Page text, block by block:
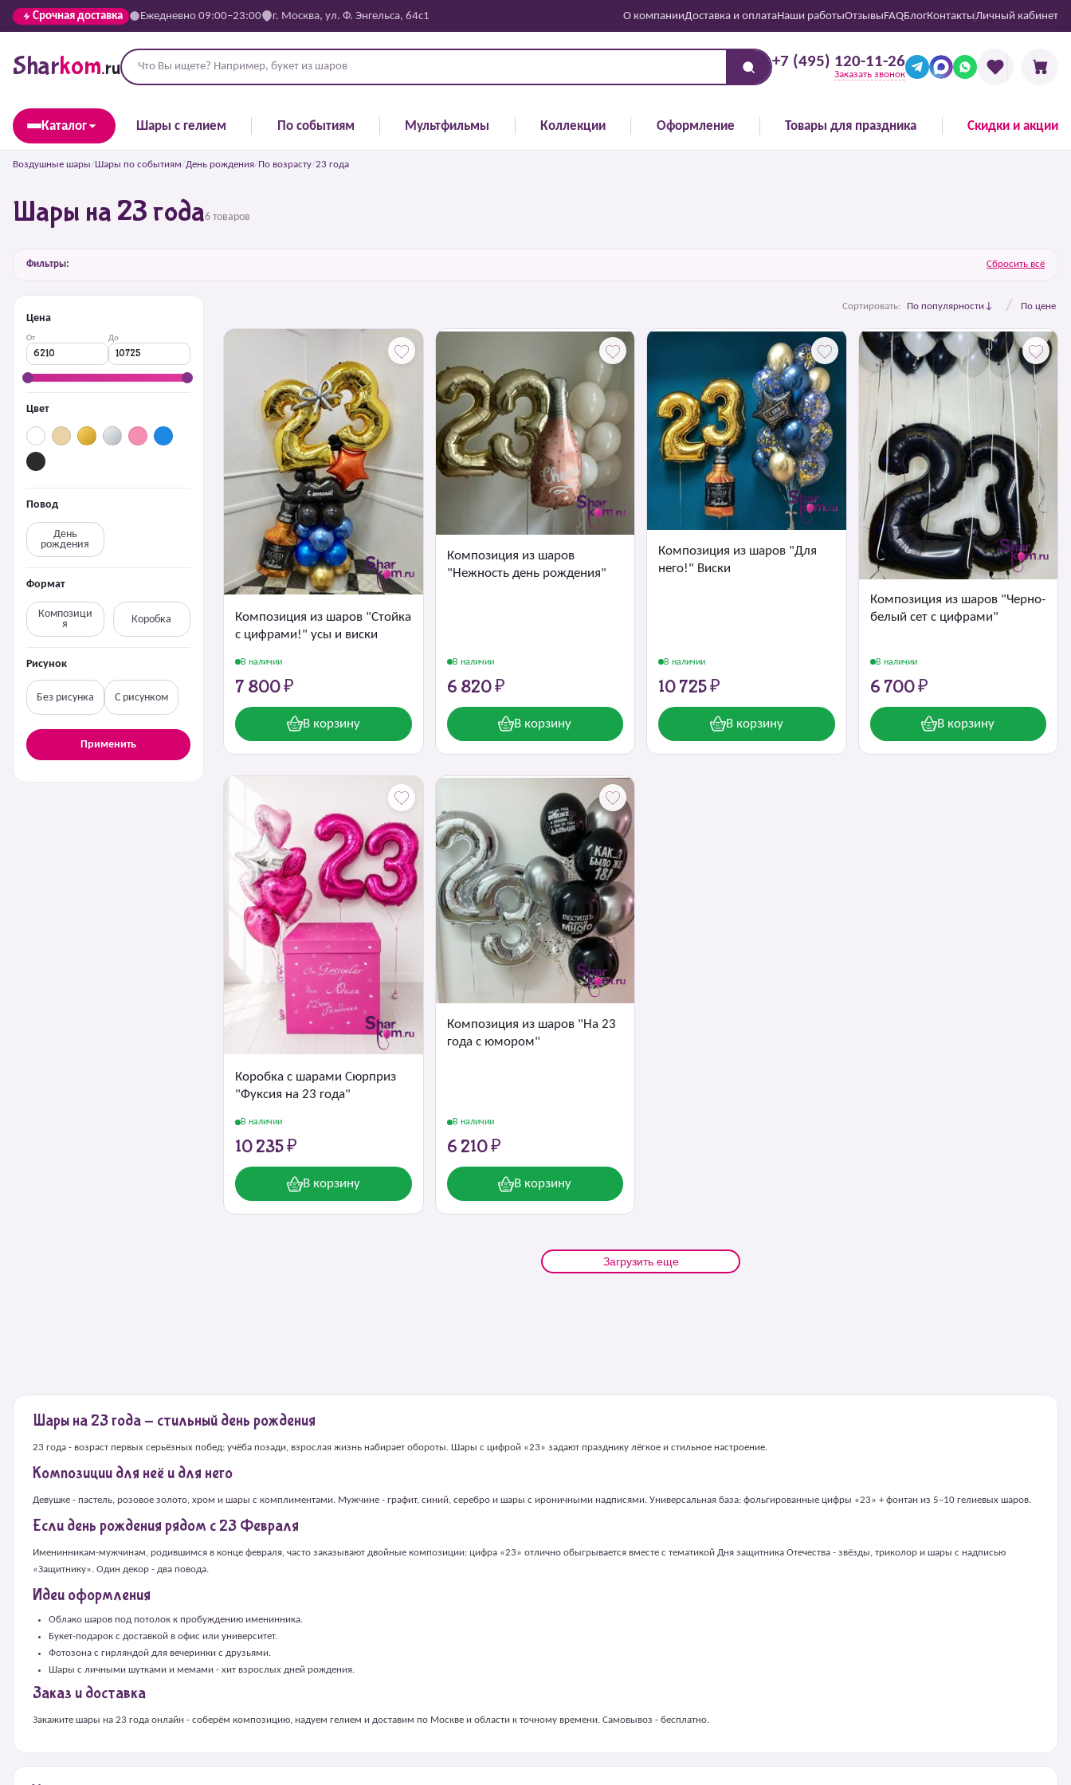
Срочная доставка Ежедневно 09:00–23:00 г. Москва, ул. Ф. Энгельса, 64с1 О компанииДоставка и оплатаНаши работыОтзывыFAQБлогКонтактыЛичный кабинет
Sharkom.ru +7 (495) 120-11-26
Заказать звонок
Каталог Шары с гелием По событиям Мультфильмы Коллекции Оформление Товары для праздника Скидки и акции
Воздушные шары/Шары по событиям/День рождения/По возрасту/23 года
Шары на 23 года6 товаров
Фильтры: Сбросить всё
Цена
От До
Цвет
Повод
День
рождения
Формат
Композици
я
Коробка
Рисунок
Без рисунка С рисунком
Применить
Сортировать: По популярности / По цене
Композиция из шаров "Стойка
с цифрами!" усы и виски
В наличии
7 800 ₽
В корзину
Композиция из шаров
"Нежность день рождения"
В наличии
6 820 ₽
В корзину
Композиция из шаров "Для
него!" Виски
В наличии
10 725 ₽
В корзину
Композиция из шаров "Черно-
белый сет с цифрами"
В наличии
6 700 ₽
В корзину
Коробка с шарами Сюрприз
"Фуксия на 23 года"
В наличии
10 235 ₽
В корзину
Композиция из шаров "На 23
года с юмором"
В наличии
6 210 ₽
В корзину
Загрузить еще
Шары на 23 года - стильный день рождения
23 года - возраст первых серьёзных побед: учёба позади, взрослая жизнь набирает обороты. Шары с цифрой «23» задают празднику лёгкое и стильное настроение.
Композиции для неё и для него
Девушке - пастель, розовое золото, хром и шары с комплиментами. Мужчине - графит, синий, серебро и шары с ироничными надписями. Универсальная база: фольгированные цифры «23» + фонтан из 5–10 гелиевых шаров.
Если день рождения рядом с 23 Февраля
Именинникам-мужчинам, родившимся в конце февраля, часто заказывают двойные композиции: цифра «23» отлично обыгрывается вместе с тематикой Дня защитника Отечества - звёзды, триколор и шары с надписью
«Защитнику». Один декор - два повода.
Идеи оформления
Облако шаров под потолок к пробуждению именинника.
Букет-подарок с доставкой в офис или университет.
Фотозона с гирляндой для вечеринки с друзьями.
Шары с личными шутками и мемами - хит взрослых дней рождения.
Заказ и доставка
Закажите шары на 23 года онлайн - соберём композицию, надуем гелием и доставим по Москве и области к точному времени. Самовывоз - бесплатно.